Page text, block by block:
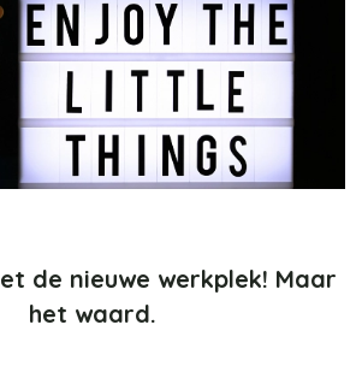
de nieuwe werkplek! Maar
het waard.